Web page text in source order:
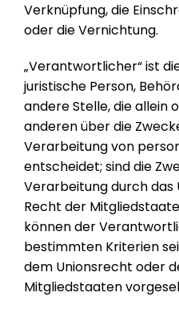
Verknüpfung, die
oder die Vernichtung.
„Verantwortlicher“ ist
juristische Person,
andere Stelle, die allein
anderen über die
Verarbeitung von
entscheidet; sind die
Verarbeitung durch das
Recht der
können der
bestimmten Kriterien
dem Unionsrecht oder
Mitgliedstaaten